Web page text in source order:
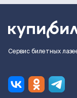
Сервис билетных